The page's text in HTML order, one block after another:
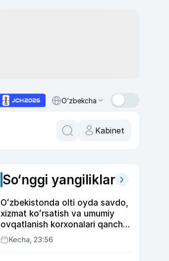
O‘zbekcha
Kabinet
So‘nggi yangiliklar
Oʻzbekistonda olti oyda savdo,
xizmat koʻrsatish va umumiy
ovqatlanish korxonalari qancha
soliq toʻlagani ochiqlandi
Kecha, 23:56